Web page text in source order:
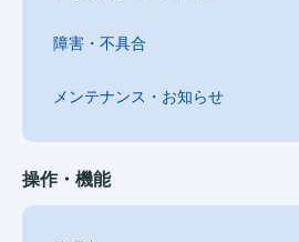
障害・不具合
メンテナンス・お知らせ
操作・機能